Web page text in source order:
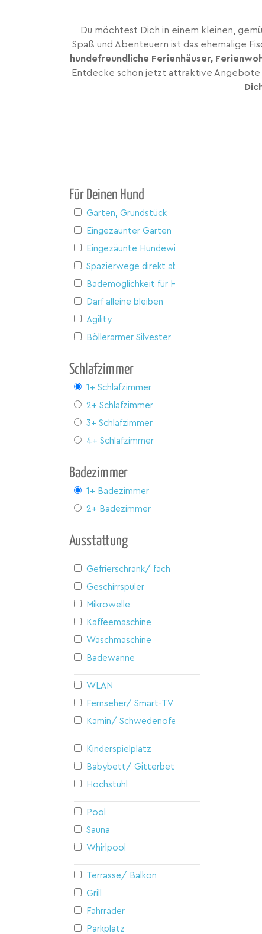
Du möchtest Dich in einem kleinen,
Spaß und Abenteuern ist das ehemalige
hundefreundliche Ferienhäuser,
Entdecke schon jetzt attraktive Angebote
Für Deinen Hund
Garten, Grundstück
Eingezäunter Garten
Eingezäunte Hundewiese
Spazierwege direkt ab Haus
Bademöglichkeit für Hunde
Darf alleine bleiben
Agility
Böllerarmer Silvester
Schlafzimmer
1+ Schlafzimmer
2+ Schlafzimmer
3+ Schlafzimmer
4+ Schlafzimmer
Badezimmer
1+ Badezimmer
2+ Badezimmer
Ausstattung
Gefrierschrank/ fach
Geschirrspüler
Mikrowelle
Kaffeemaschine
Waschmaschine
Badewanne
WLAN
Fernseher/ Smart-TV
Kamin/ Schwedenofen
Kinderspielplatz
Babybett/ Gitterbett
Hochstuhl
Pool
Sauna
Whirlpool
Terrasse/ Balkon
Grill
Fahrräder
Parkplatz